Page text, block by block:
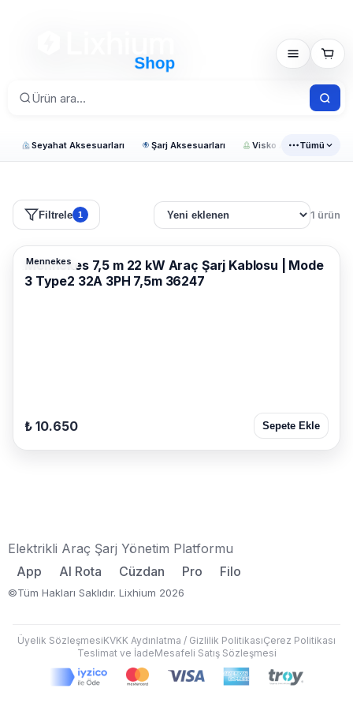
Seyahat Aksesuarları Şarj Aksesuarları Visko Araç Ürünleri
Tümü
Filtrele 1 1 ürün
Mennekes
Mennekes 7,5 m 22 kW Araç Şarj Kablosu | Mode
3 Type2 32A 3PH 7,5m 36247
₺ 10.650 Sepete Ekle
Elektrikli Araç Şarj Yönetim Platformu
App
AI Rota Cüzdan Pro Filo
©Tüm Hakları Saklıdır. Lixhium 2026
Üyelik SözleşmesiKVKK Aydınlatma / Gizlilik PolitikasıÇerez Politikası
Teslimat ve İadeMesafeli Satış Sözleşmesi